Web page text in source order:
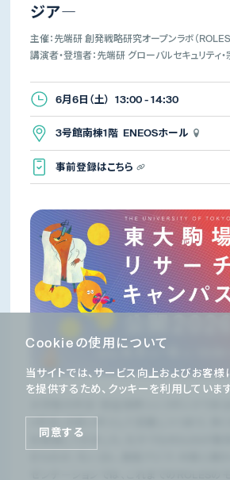
Cookieの使用について
当サイトでは、サービス向上およびお客様
を提供するため、クッキーを利用しています
同意する
ジア―
主催：先端研 創発戦略研究オープンラボ（ROLES
講演者・登壇者：先端研 グローバルセキュリティ
6月6日（土） 13:00 - 14:30
3号館南棟1階 ENEOSホール
事前登録はこちら
II外交」の担い手として定着しつつあり、多
を実施してきました。なかでもROLESが数